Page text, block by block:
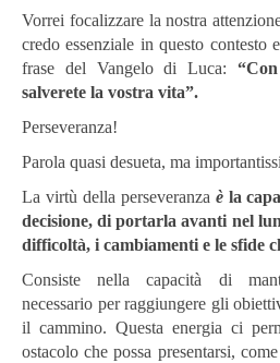
Vorrei focalizzare la nostra
credo essenziale in questo contesto
frase del Vangelo di Luca:
salverete la vostra vita”.
Perseveranza!
Parola quasi desueta, ma
La virtù della perseveranza è la
decisione, di portarla avanti nel
difficoltà, i cambiamenti e le sfide
Consiste nella capacità di
necessario per raggiungere gli
il cammino. Questa energia ci
ostacolo che possa presentarsi,